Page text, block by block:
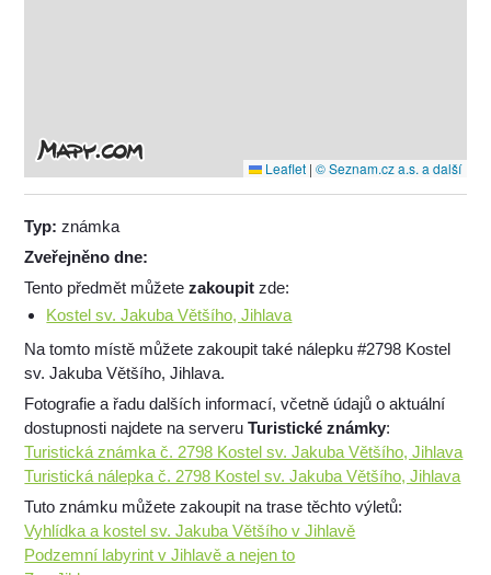
Leaflet | © Seznam.cz a.s. a další
Typ:známka
Zveřejněno dne:
Tento předmět můžetezakoupit zde:
Kostel sv. Jakuba Většího, Jihlava
Na tomto místě můžete zakoupit také nálepku #2798 Kostel
sv. Jakuba Většího, Jihlava.
Fotografie a řadu dalších informací, včetně údajů o aktuální
dostupnosti najdete na serveruTuristické známky:
Turistická známka č. 2798 Kostel sv. Jakuba Většího, Jihlava
Turistická nálepka č. 2798 Kostel sv. Jakuba Většího, Jihlava
Tuto známku můžete zakoupit na trase těchto výletů:
Vyhlídka a kostel sv. Jakuba Většího v Jihlavě
Podzemní labyrint v Jihlavě a nejen to